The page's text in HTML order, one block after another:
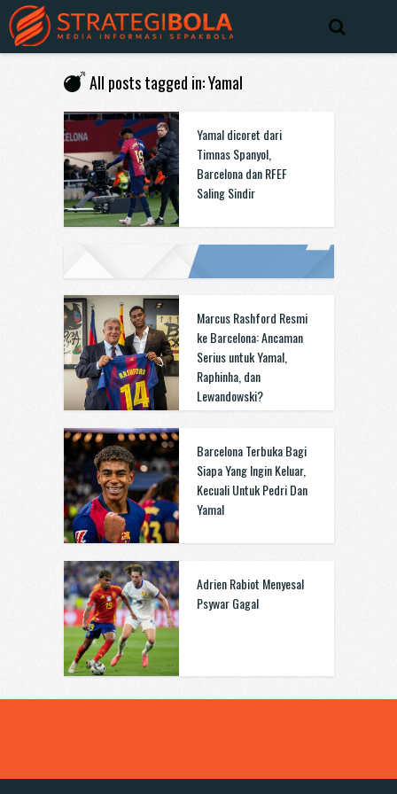
All posts tagged in: Yamal
Yamal dicoret dari
Timnas Spanyol,
Barcelona dan RFEF
Saling Sindir
Marcus Rashford Resmi
ke Barcelona: Ancaman
Serius untuk Yamal,
Raphinha, dan
Lewandowski?
Barcelona Terbuka Bagi
Siapa Yang Ingin Keluar,
Kecuali Untuk Pedri Dan
Yamal
Adrien Rabiot Menyesal
Psywar Gagal